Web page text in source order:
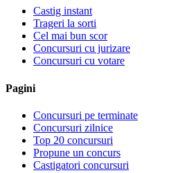
Castig instant
Trageri la sorti
Cel mai bun scor
Concursuri cu jurizare
Concursuri cu votare
Pagini
Concursuri pe terminate
Concursuri zilnice
Top 20 concursuri
Propune un concurs
Castigatori concursuri